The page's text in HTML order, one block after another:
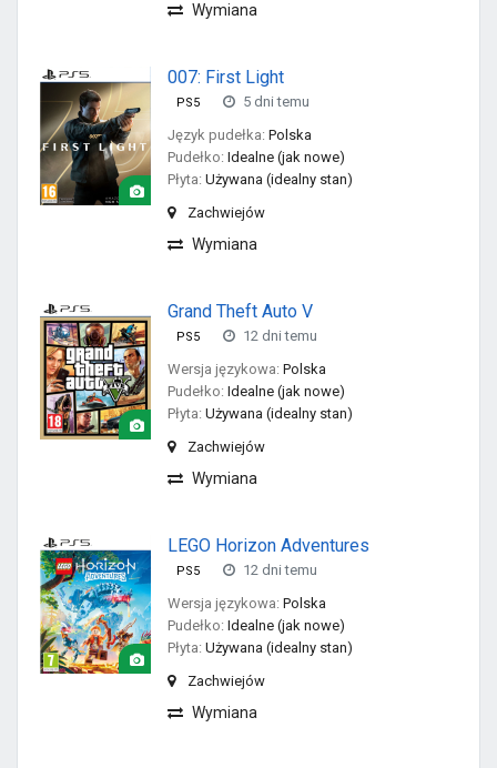
Wymiana
007: First Light
PS5
5 dni temu
Język pudełka: Polska
Pudełko: Idealne (jak nowe)
Płyta: Używana (idealny stan)
Zachwiejów
Wymiana
Grand Theft Auto V
PS5
12 dni temu
Wersja językowa: Polska
Pudełko: Idealne (jak nowe)
Płyta: Używana (idealny stan)
Zachwiejów
Wymiana
LEGO Horizon Adventures
PS5
12 dni temu
Wersja językowa: Polska
Pudełko: Idealne (jak nowe)
Płyta: Używana (idealny stan)
Zachwiejów
Wymiana